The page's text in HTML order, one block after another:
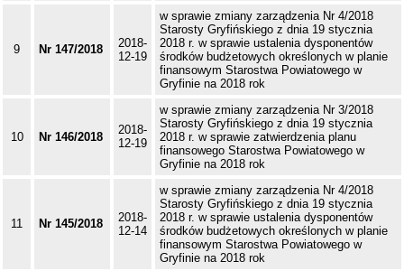
9 Nr 147/2018
2018-
12-19
w sprawie zmiany zarządzenia Nr 4/2018
Starosty Gryfińskiego z dnia 19 stycznia
2018 r. w sprawie ustalenia dysponentów
środków budżetowych określonych w planie
finansowym Starostwa Powiatowego w
Gryfinie na 2018 rok
10 Nr 146/2018
2018-
12-19
w sprawie zmiany zarządzenia Nr 3/2018
Starosty Gryfińskiego z dnia 19 stycznia
2018 r. w sprawie zatwierdzenia planu
finansowego Starostwa Powiatowego w
Gryfinie na 2018 rok
11 Nr 145/2018
2018-
12-14
w sprawie zmiany zarządzenia Nr 4/2018
Starosty Gryfińskiego z dnia 19 stycznia
2018 r. w sprawie ustalenia dysponentów
środków budżetowych określonych w planie
finansowym Starostwa Powiatowego w
Gryfinie na 2018 rok